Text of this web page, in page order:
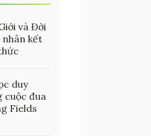
và Đời
nhân kết
duy
cuộc đua
Fields